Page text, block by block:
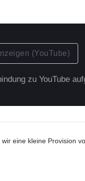
(YouTube)
zu YouTube
eine kleine Provision